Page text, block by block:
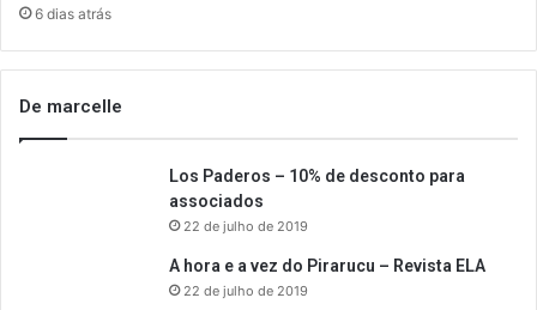
6 dias atrás
De marcelle
Los Paderos – 10% de desconto para
associados
22 de julho de 2019
A hora e a vez do Pirarucu – Revista ELA
22 de julho de 2019